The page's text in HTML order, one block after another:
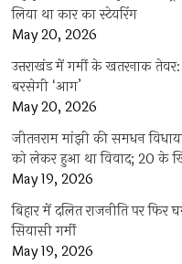
लिया था कार का स्टेयरिंग
May 20, 2026
उत्तराखंड में गर्मी के खतरनाक
बरसेगी ‘आग’
May 20, 2026
जीतनराम मांझी की समधन
को लेकर हुआ था विवाद; 20 के
May 19, 2026
बिहार में दलित राजनीति पर फिर
सियासी गर्मी
May 19, 2026